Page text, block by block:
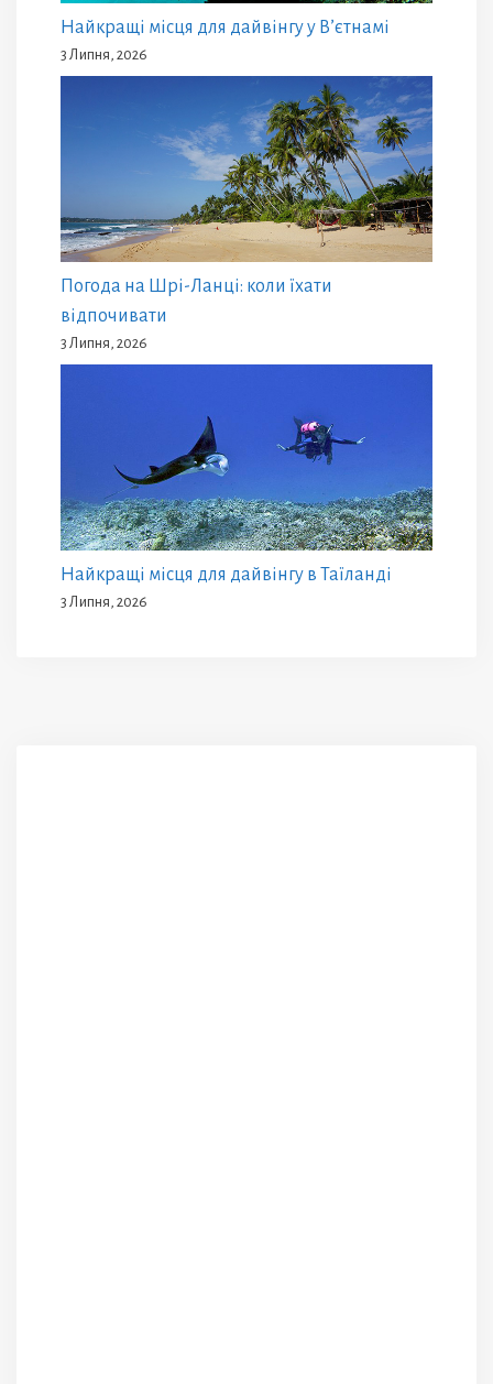
Найкращі місця для дайвінгу у В’єтнамі
3 Липня, 2026
Погода на Шрі-Ланці: коли їхати
відпочивати
3 Липня, 2026
Найкращі місця для дайвінгу в Таїланді
3 Липня, 2026